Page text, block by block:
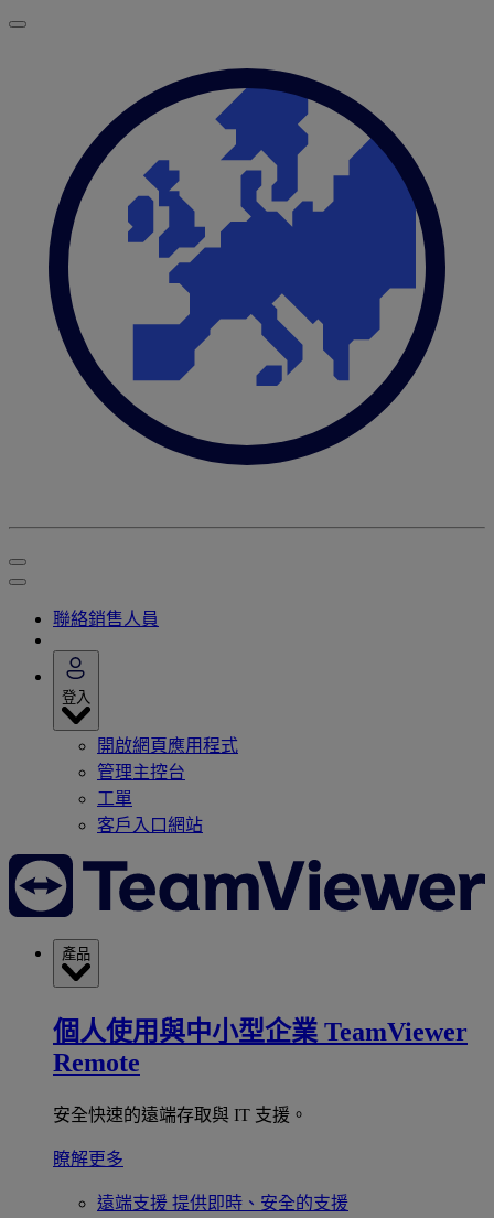
聯絡銷售人員
登入
開啟網頁應用程式
管理主控台
工單
客戶入口網站
產品
個人使用與中小型企業 TeamViewer
Remote
安全快速的遠端存取與 IT 支援。
瞭解更多
遠端支援 提供即時、安全的支援